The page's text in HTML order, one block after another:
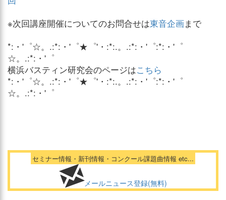
※次回講座開催についてのお問合せは東音企画まで
*:・'゜☆。.:*:・'゜★゜'・:*:.。.:*:・'゜:*:・'゜
☆。.:*:・'゜
横浜バスティン研究会のページはこちら
*:・'゜☆。.:*:・'゜★゜'・:*:.。.:*:・'゜:*:・'゜
☆。.:*:・'゜
セミナー情報・新刊情報・コンクール課題曲情報 etc...
メールニュース登録(無料)